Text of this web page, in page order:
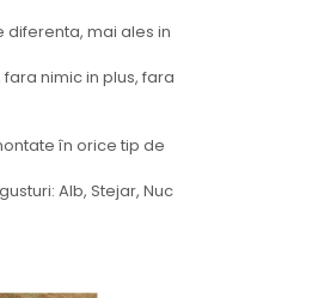
mai ales in
nimic in plus, fara
în orice tip de
Alb, Stejar, Nuc